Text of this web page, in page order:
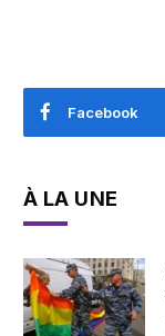
Facebook
À LA UNE